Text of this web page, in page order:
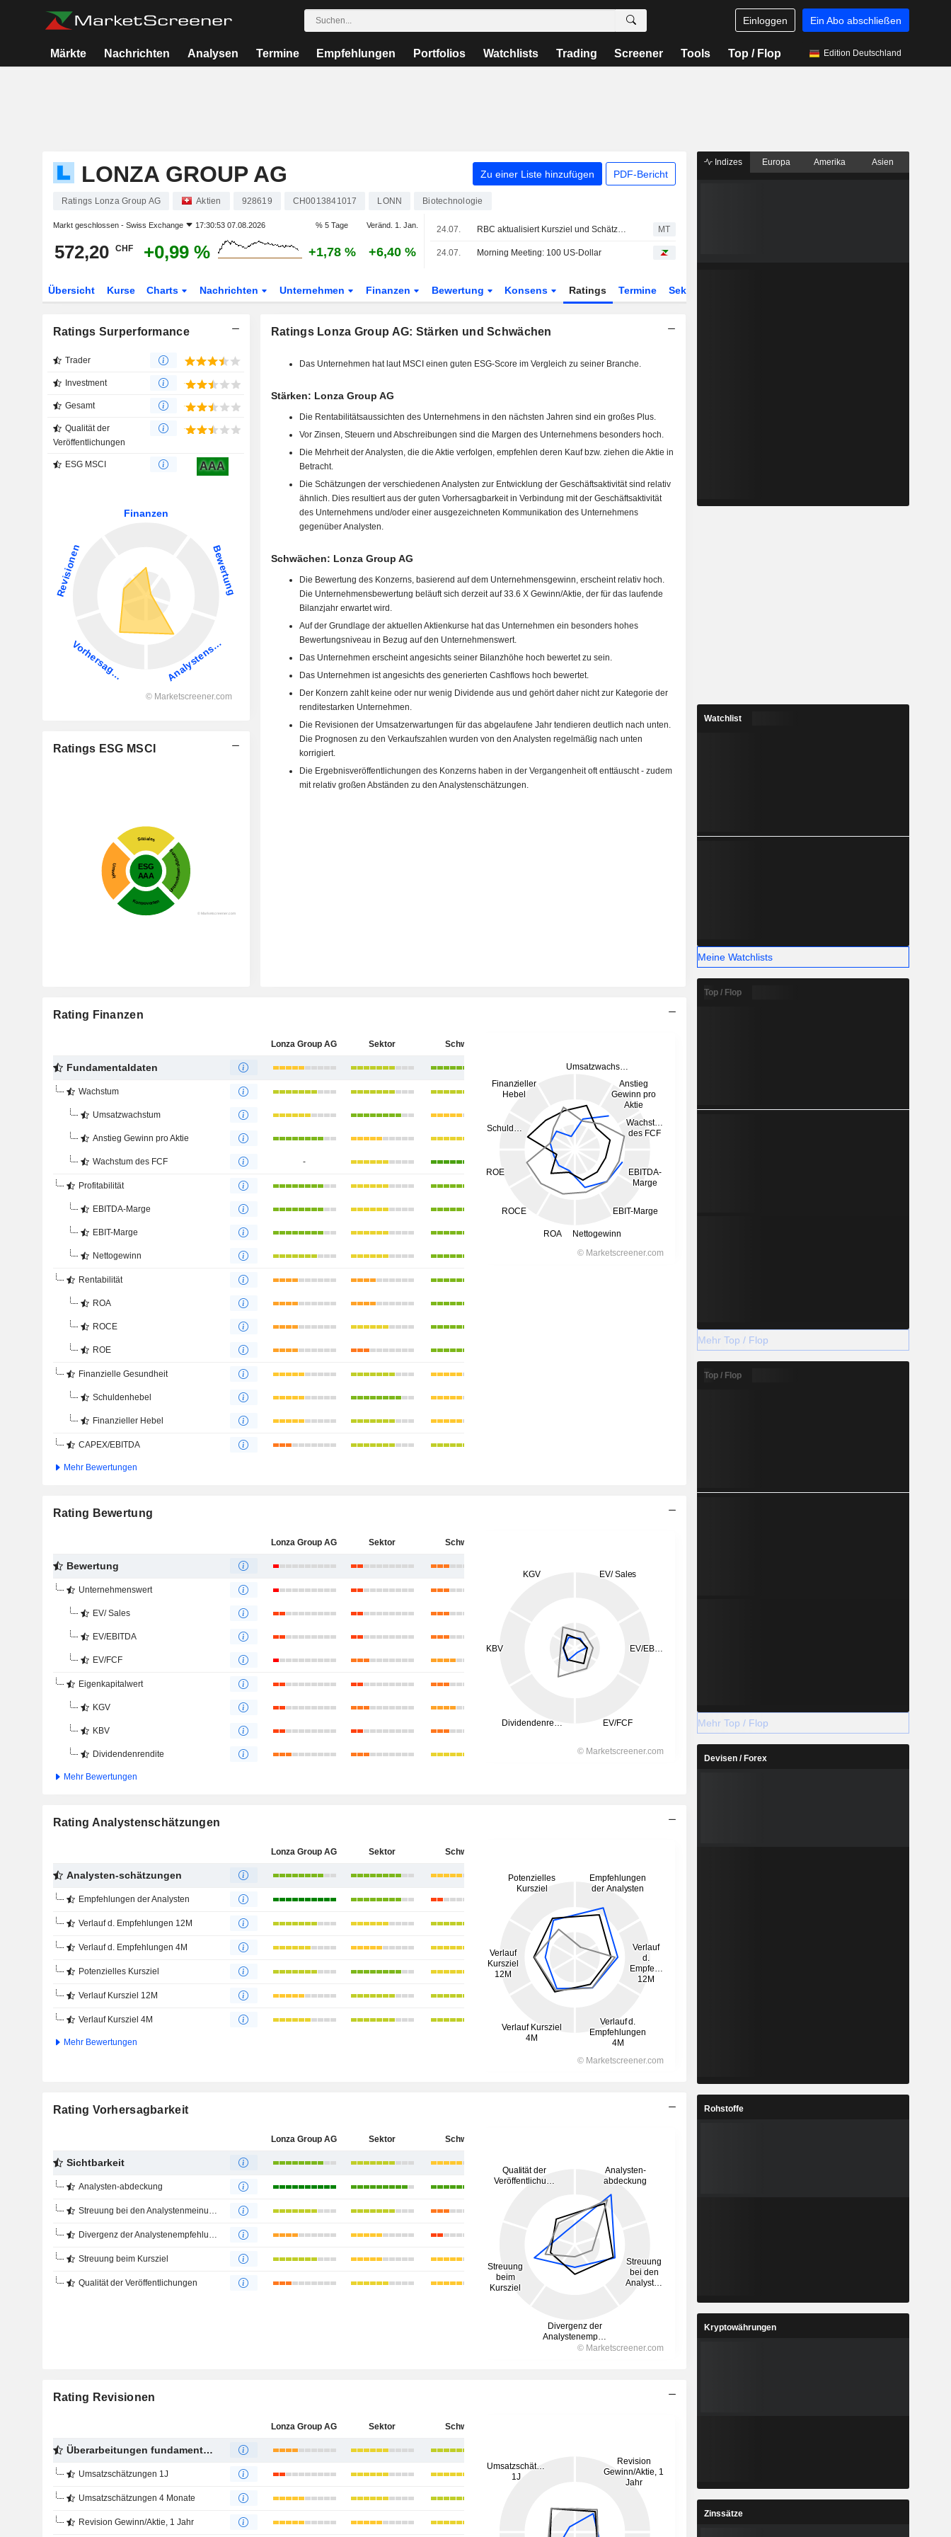
Einloggen Ein Abo abschließen
Märkte Nachrichten Analysen Termine Empfehlungen Portfolios Watchlists Trading Screener Tools Top / Flop Edition Deutschland
LONZA GROUP AG Zu einer Liste hinzufügen PDF-Bericht
Ratings Lonza Group AG Aktien 928619 CH0013841017 LONN Biotechnologie
Markt geschlossen - Swiss Exchange 17:30:53 07.08.2026 % 5 Tage Veränd. 1. Jan.
572,20 CHF +0,99 % +1,78 % +6,40 %
24.07. RBC aktualisiert Kursziel und Schätzungen für Lonza nach H1-Zahlen MT
24.07. Morning Meeting: 100 US-Dollar
Übersicht Kurse Charts Nachrichten Unternehmen Finanzen Bewertung Konsens Ratings Termine Sektor
Ratings Surperformance
Trader
Investment
Gesamt
Qualität der
Veröffentlichungen
ESG MSCI AAA
Ratings ESG MSCI
Ratings Lonza Group AG: Stärken und Schwächen
Das Unternehmen hat laut MSCI einen guten ESG-Score im Vergleich zu seiner Branche.
Stärken: Lonza Group AG
Die Rentabilitätsaussichten des Unternehmens in den nächsten Jahren sind ein großes Plus.
Vor Zinsen, Steuern und Abschreibungen sind die Margen des Unternehmens besonders hoch.
Die Mehrheit der Analysten, die die Aktie verfolgen, empfehlen deren Kauf bzw. ziehen die Aktie in
Betracht.
Die Schätzungen der verschiedenen Analysten zur Entwicklung der Geschäftsaktivität sind relativ
ähnlich. Dies resultiert aus der guten Vorhersagbarkeit in Verbindung mit der Geschäftsaktivität
des Unternehmens und/oder einer ausgezeichneten Kommunikation des Unternehmens
gegenüber Analysten.
Schwächen: Lonza Group AG
Die Bewertung des Konzerns, basierend auf dem Unternehmensgewinn, erscheint relativ hoch.
Die Unternehmensbewertung beläuft sich derzeit auf 33.6 X Gewinn/Aktie, der für das laufende
Bilanzjahr erwartet wird.
Auf der Grundlage der aktuellen Aktienkurse hat das Unternehmen ein besonders hohes
Bewertungsniveau in Bezug auf den Unternehmenswert.
Das Unternehmen erscheint angesichts seiner Bilanzhöhe hoch bewertet zu sein.
Das Unternehmen ist angesichts des generierten Cashflows hoch bewertet.
Der Konzern zahlt keine oder nur wenig Dividende aus und gehört daher nicht zur Kategorie der
renditestarken Unternehmen.
Die Revisionen der Umsatzerwartungen für das abgelaufene Jahr tendieren deutlich nach unten.
Die Prognosen zu den Verkaufszahlen wurden von den Analysten regelmäßig nach unten
korrigiert.
Die Ergebnisveröffentlichungen des Konzerns haben in der Vergangenheit oft enttäuscht - zudem
mit relativ großen Abständen zu den Analystenschätzungen.
Rating Finanzen
Lonza Group AG Sektor Schweiz
Fundamentaldaten
Wachstum
Umsatzwachstum
Anstieg Gewinn pro Aktie
Wachstum des FCF -
Profitabilität
EBITDA-Marge
EBIT-Marge
Nettogewinn
Rentabilität
ROA
ROCE
ROE
Finanzielle Gesundheit
Schuldenhebel
Finanzieller Hebel
CAPEX/EBITDA
Mehr Bewertungen
Rating Bewertung
Lonza Group AG Sektor Schweiz
Bewertung
Unternehmenswert
EV/ Sales
EV/EBITDA
EV/FCF
Eigenkapitalwert
KGV
KBV
Dividendenrendite
Mehr Bewertungen
Rating Analystenschätzungen
Lonza Group AG Sektor Schweiz
Analysten-schätzungen
Empfehlungen der Analysten
Verlauf d. Empfehlungen 12M
Verlauf d. Empfehlungen 4M
Potenzielles Kursziel
Verlauf Kursziel 12M
Verlauf Kursziel 4M
Mehr Bewertungen
Rating Vorhersagbarkeit
Lonza Group AG Sektor Schweiz
Sichtbarkeit
Analysten-abdeckung
Streuung bei den Analystenmeinungen
Divergenz der Analystenempfehlungen
Streuung beim Kursziel
Qualität der Veröffentlichungen
Rating Revisionen
Lonza Group AG Sektor Schweiz
Überarbeitungen fundamentaler Schätzungen
Umsatzschätzungen 1J
Umsatzschätzungen 4 Monate
Revision Gewinn/Aktie, 1 Jahr
Indizes Europa Amerika Asien
Watchlist
Meine Watchlists
Top / Flop
Mehr Top / Flop
Top / Flop
Mehr Top / Flop
Devisen / Forex
Rohstoffe
Kryptowährungen
Zinssätze